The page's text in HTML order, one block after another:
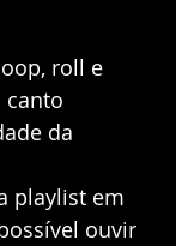
roll e
da
playlist em
ouvir